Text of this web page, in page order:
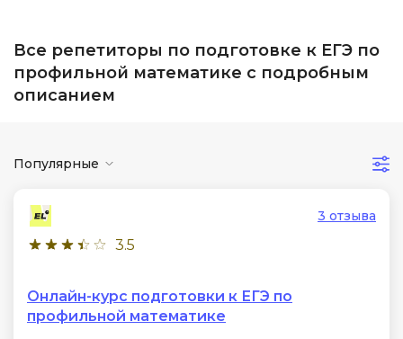
Все репетиторы по подготовке к ЕГЭ по
профильной математике с подробным
описанием
Популярные
3.5
3 отзыва
Онлайн-курс подготовки к ЕГЭ по
профильной математике